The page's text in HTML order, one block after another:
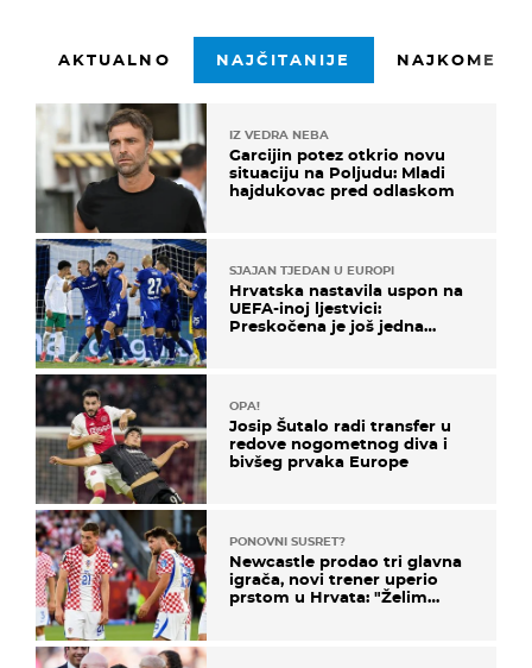
AKTUALNO NAJČITANIJE
IZ VEDRA NEBA
Garcijin potez otkrio novu
situaciju na Poljudu: Mladi
hajdukovac pred odlaskom
SJAJAN TJEDAN U EUROPI
Hrvatska nastavila uspon na
UEFA-inoj ljestvici:
Preskočena je još jedna
OPA!
Josip Šutalo radi transfer u
redove nogometnog diva i
bivšeg prvaka Europe
PONOVNI SUSRET?
Newcastle prodao tri glavna
igrača, novi trener uperio
prstom u Hrvata: "Želim